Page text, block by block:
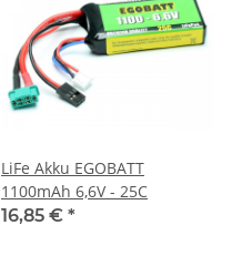
LiFe Akku EGOBATT
1100mAh 6,6V - 25C
16,85 € *